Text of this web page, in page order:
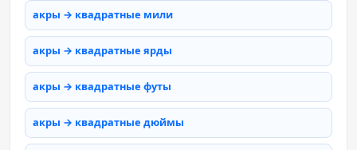
акры → квадратные мили
акры → квадратные ярды
акры → квадратные футы
акры → квадратные дюймы